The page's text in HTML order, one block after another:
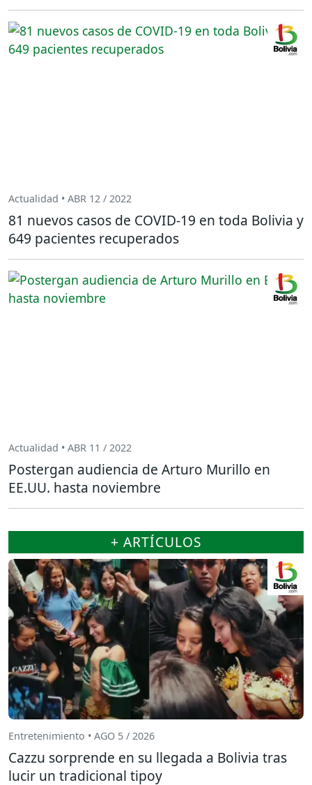
Actualidad • ABR 12 / 2022
81 nuevos casos de COVID-19 en toda Bolivia y
649 pacientes recuperados
Actualidad • ABR 11 / 2022
Postergan audiencia de Arturo Murillo en
EE.UU. hasta noviembre
+ ARTÍCULOS
Entretenimiento • AGO 5 / 2026
Cazzu sorprende en su llegada a Bolivia tras
lucir un tradicional tipoy